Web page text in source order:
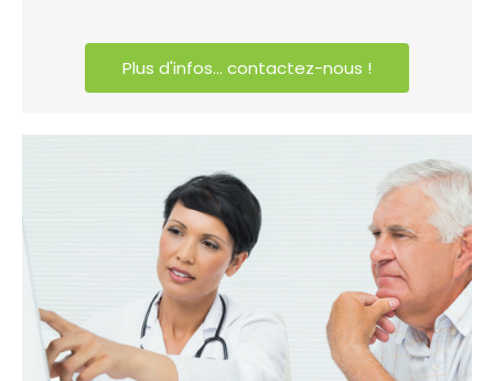
Plus d'infos... contactez-nous !